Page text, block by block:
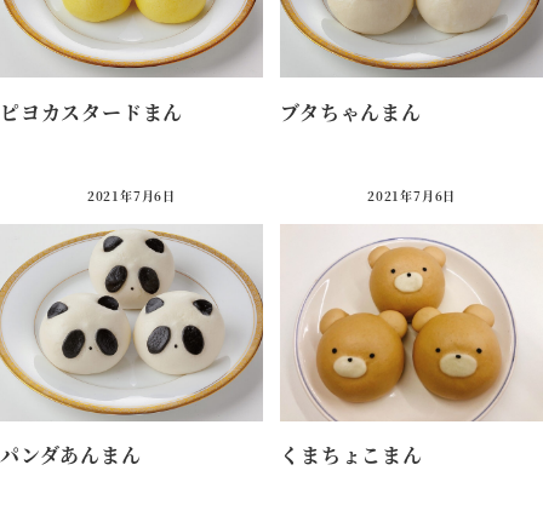
ピヨカスタードまん
2021年7月6日
ブタちゃんまん
2021年7月6日
パンダあんまん くまちょこまん